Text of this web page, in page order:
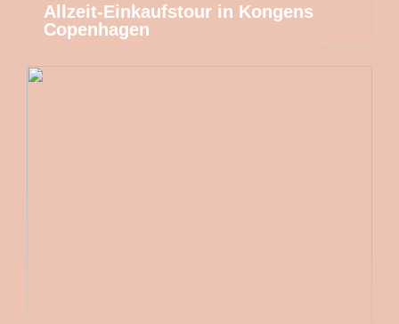
Allzeit-Einkaufstour in Kongens
Copenhagen